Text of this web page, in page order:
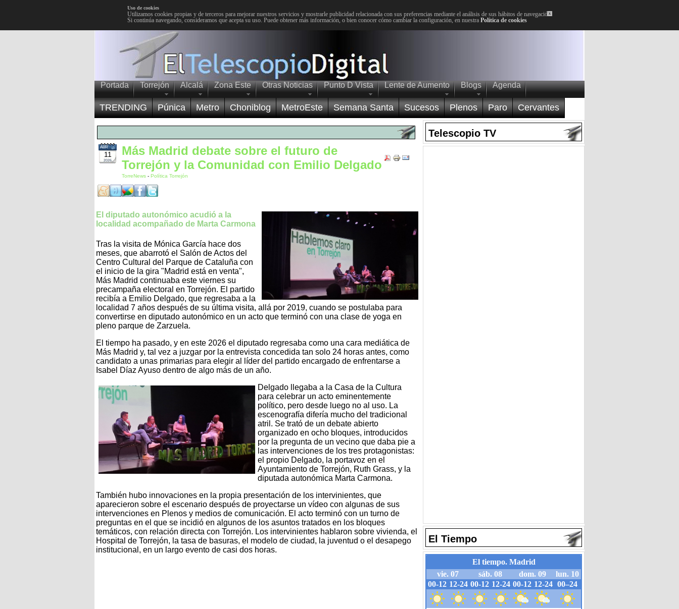
x
Uso de cookies
Utilizamos cookies propias y de terceros para mejorar nuestros servicios y mostrarle publicidad relacionada con sus preferencias mediante el análisis de sus hábitos de navegación.
Si continúa navegando, consideramos que acepta su uso. Puede obtener más información, o bien conocer cómo cambiar la configuración, en nuestra Política de cookies
Portada Torrejón Alcalá Zona Este Otras Noticias Punto D Vista Lente de Aumento Blogs Agenda
TRENDING Púnica Metro Choniblog MetroEste Semana Santa Sucesos Plenos Paro Cervantes
11
ABR
2026
Más Madrid debate sobre el futuro de
Torrejón y la Comunidad con Emilio Delgado
TorreNews - Política Torrejón
El diputado autonómico acudió a la
localidad acompañado de Marta Carmona
Tras la visita de Mónica García hace dos
meses, que abarrotó el Salón de Actos del
Centro Cultural del Parque de Cataluña con
el inicio de la gira "Madrid está en venta",
Más Madrid continuaba este viernes su
precampaña electoral en Torrejón. El partido
recibía a Emilio Delgado, que regresaba a la
localidad 7 años después de su última visita, allá por 2019, cuando se postulaba para
convertirse en diputado autonómico en un acto que terminó con una clase de yoga en
pleno parque de Zarzuela.
El tiempo ha pasado, y en este 2026 el diputado regresaba como una cara mediática de
Más Madrid y, tal vez a juzgar por la entrevista concedida tan solo 24 horas antes, como
candidato a unas primarias para elegir al líder del partido encargado de enfrentarse a
Isabel Díaz Ayuso dentro de algo más de un año.
Delgado llegaba a la Casa de la Cultura
para celebrar un acto eminentemente
político, pero desde luego no al uso. La
escenografía difería mucho del tradicional
atril. Se trató de un debate abierto
organizado en ocho bloques, introducidos
por la pregunta de un vecino que daba pie a
las intervenciones de los tres protagonistas:
el propio Delgado, la portavoz en el
Ayuntamiento de Torrejón, Ruth Grass, y la
diputada autonómica Marta Carmona.
También hubo innovaciones en la propia presentación de los intervinientes, que
aparecieron sobre el escenario después de proyectarse un vídeo con algunas de sus
intervenciones en Plenos y medios de comunicación. El acto terminó con un turno de
preguntas en el que se incidió en algunos de los asuntos tratados en los bloques
temáticos, con relación directa con Torrejón. Los intervinientes hablaron sobre vivienda, el
Hospital de Torrejón, la tasa de basuras, el modelo de ciudad, la juventud o el desapego
institucional, en un largo evento de casi dos horas.
Telescopio TV
El Tiempo